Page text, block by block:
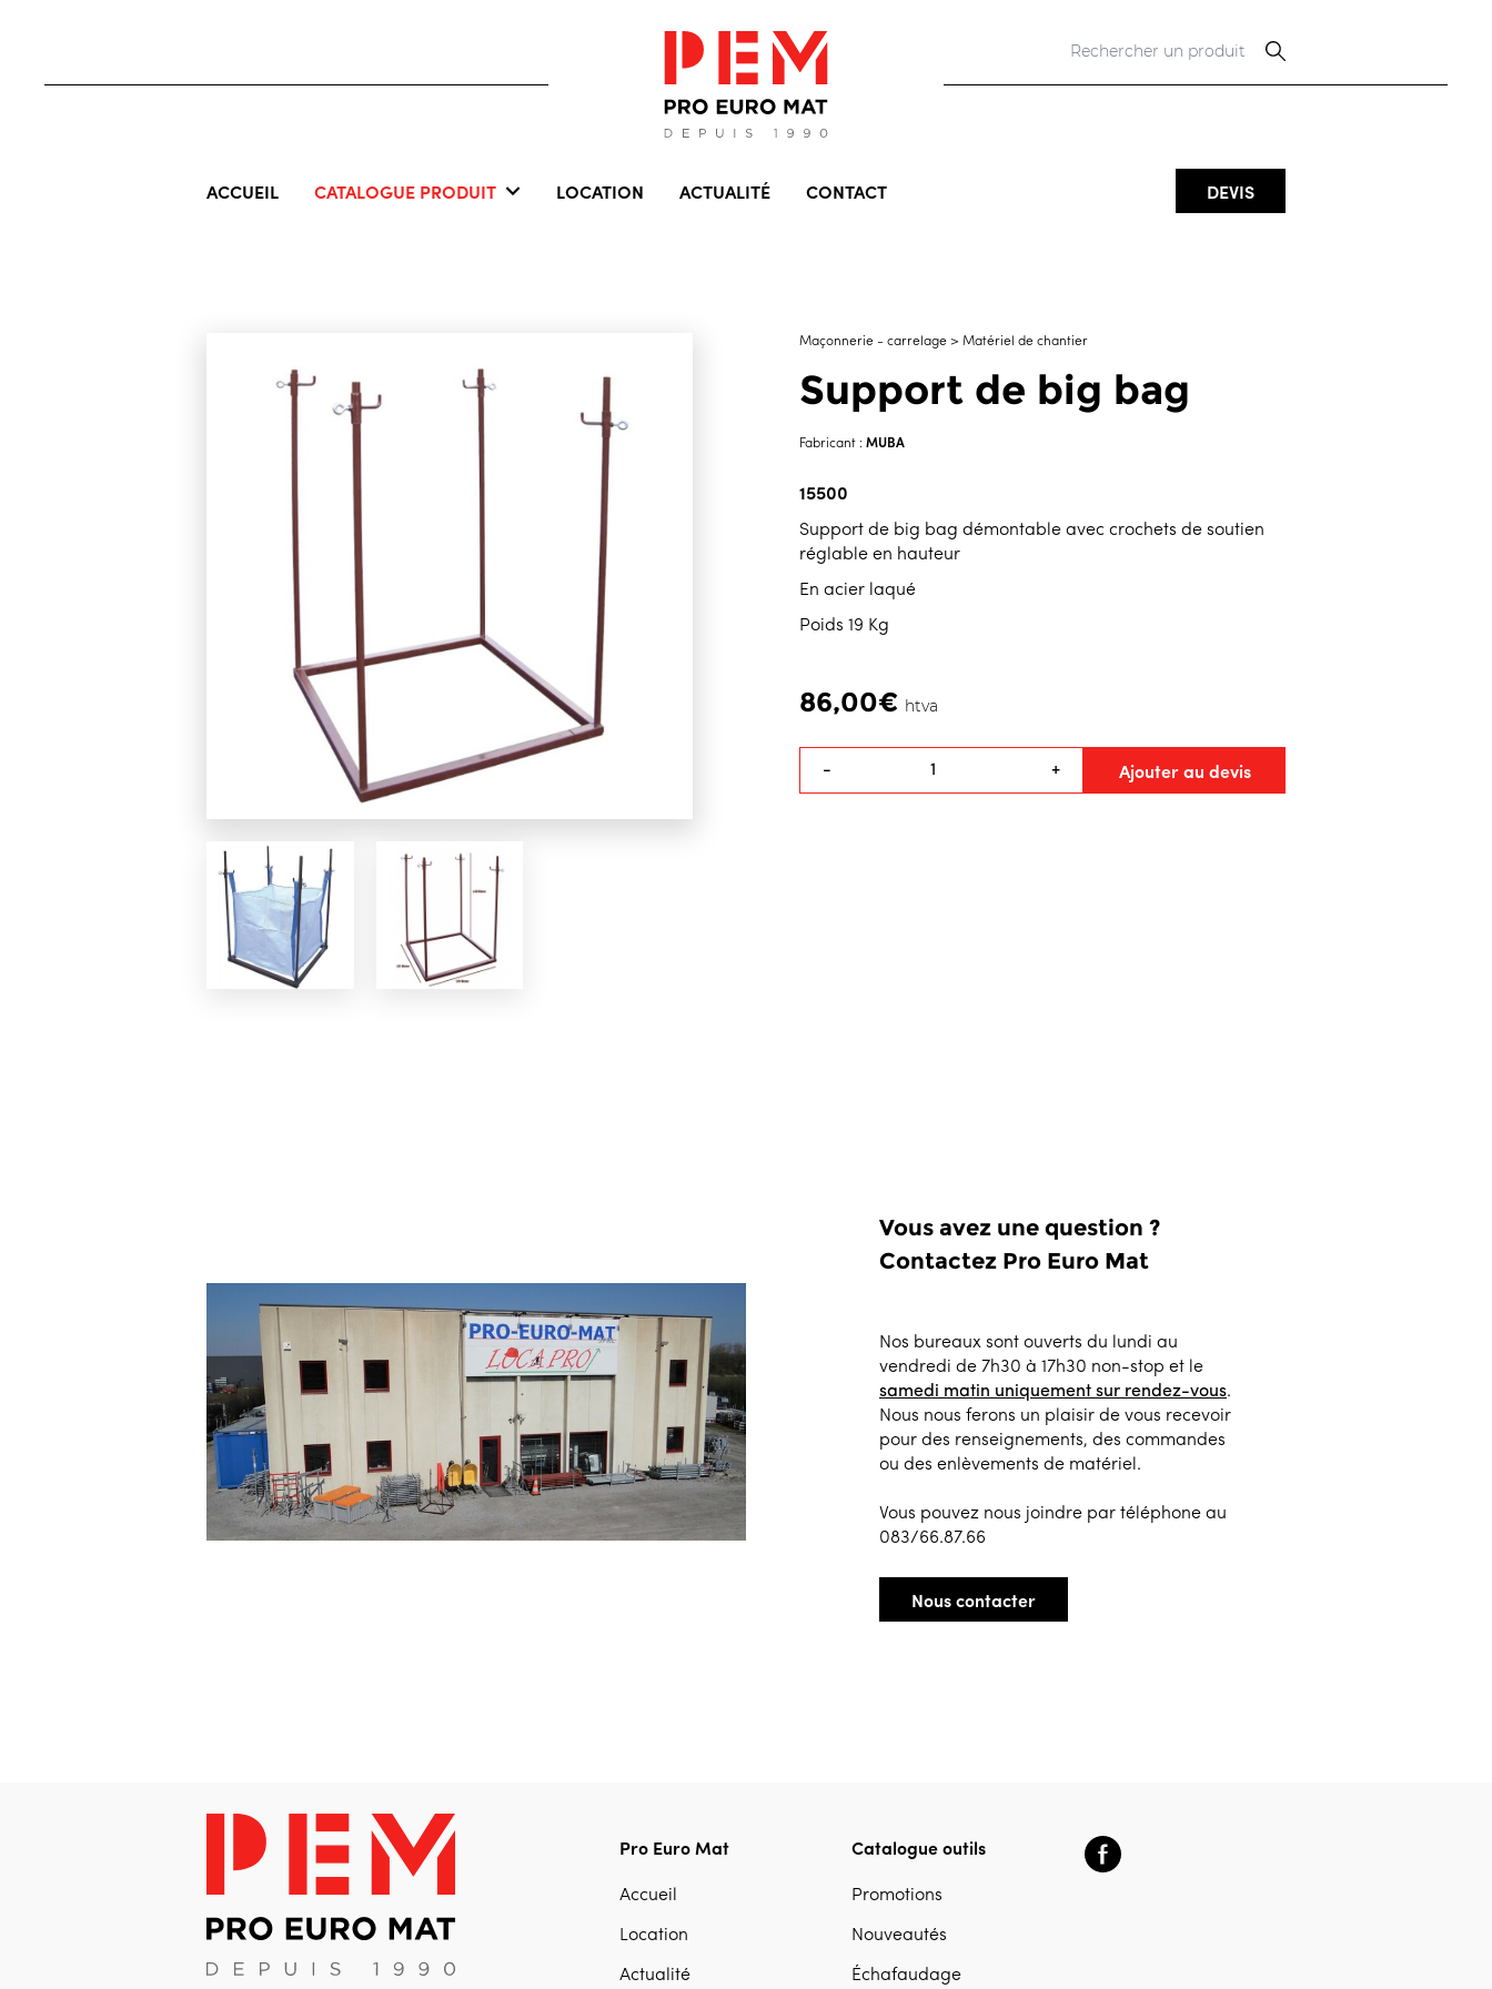
ACCUEIL CATALOGUE PRODUIT LOCATION ACTUALITÉ CONTACT DEVIS
Maçonnerie - carrelage > Matériel de chantier
Support de big bag
Fabricant : MUBA
15500
Support de big bag démontable avec crochets de soutien
réglable en hauteur
En acier laqué
Poids 19 Kg
86,00€ htva
- + Ajouter au devis
Vous avez une question ?
Contactez Pro Euro Mat
Nos bureaux sont ouverts du lundi au
vendredi de 7h30 à 17h30 non-stop et le
samedi matin uniquement sur rendez-vous.
Nous nous ferons un plaisir de vous recevoir
pour des renseignements, des commandes
ou des enlèvements de matériel.
Vous pouvez nous joindre par téléphone au
083/66.87.66
Nous contacter
Pro Euro Mat
Accueil
Location
Actualité
Catalogue outils
Promotions
Nouveautés
Échafaudage